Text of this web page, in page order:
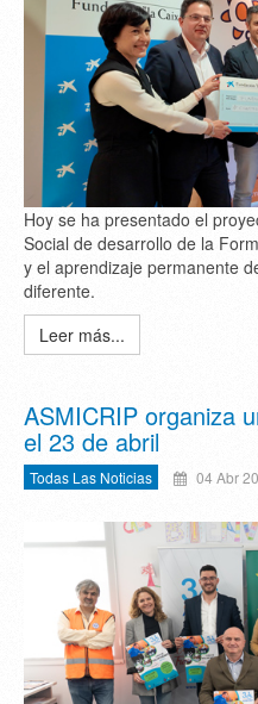
Hoy se ha presentado el
Social de desarrollo de la
y el aprendizaje permanente
diferente.
Leer más...
ASMICRIP organiza
el 23 de abril
Todas Las Noticias 04 Abr